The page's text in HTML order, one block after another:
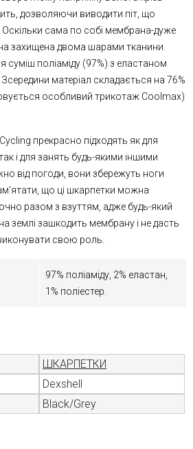
дозволяючи виводити піт, що
Оскільки сама по собі мембрана-дуже
захищена двома шарами тканини.
суміш поліаміду (97%) з еластаном
Зсередини матеріал складається на 76%
особливий трикотаж Coolmax)
прекрасно підходять як для
і для занять будь-якими іншими
від погоди, вони збережуть ноги
що ці шкарпетки можна
разом з взуттям, адже будь-який
землі зашкодить мембрану і не дасть
свою роль.
97% поліаміду, 2% еластан,
1% поліестер.
ШКАРПЕТКИ
Dexshell
Black/Grey